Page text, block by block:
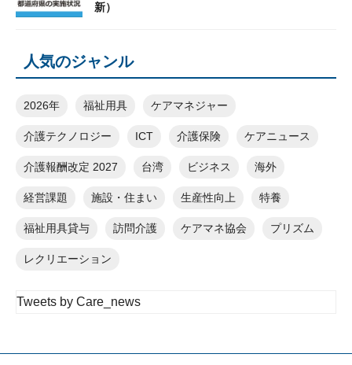
新）
人気のジャンル
2026年 福祉用具 ケアマネジャー
介護テクノロジー ICT 介護保険 ケアニュース
介護報酬改定 2027 台湾 ビジネス 海外
経営課題 施設・住まい 生産性向上 特養
福祉用具貸与 訪問介護 ケアマネ協会 プリズム
レクリエーション
Tweets by Care_news